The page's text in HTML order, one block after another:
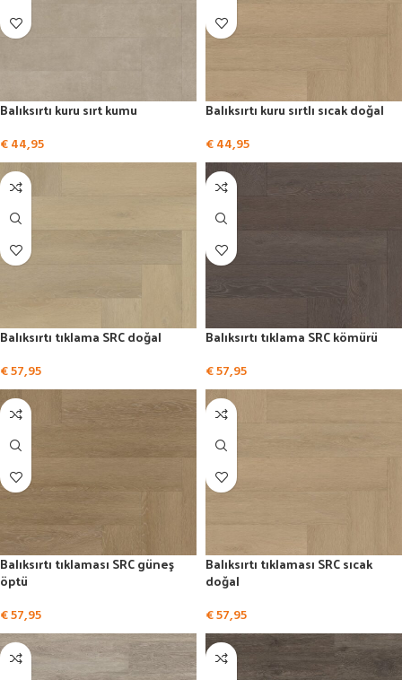
Balıksırtı kuru sırt kumu
€44,95
Balıksırtı kuru sırtlı sıcak doğal
€44,95
Balıksırtı tıklama SRC doğal
€57,95
Balıksırtı tıklama SRC kömürü
€57,95
Balıksırtı tıklaması SRC güneş
öptü
€57,95
Balıksırtı tıklaması SRC sıcak
doğal
€57,95